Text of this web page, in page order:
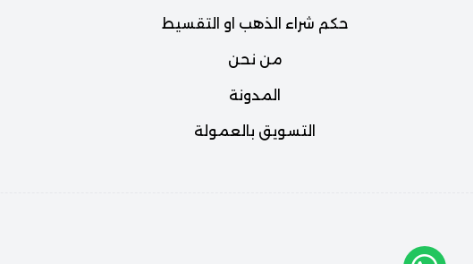
حكم شراء الذهب او التقسيط
من نحن
المدونة
التسويق بالعمولة